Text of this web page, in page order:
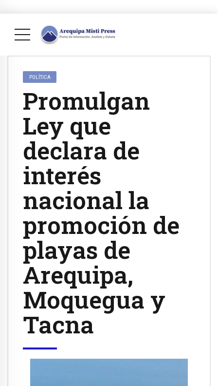
POLÍTICA
Promulgan
Ley que
declara de
interés
nacional la
promoción de
playas de
Arequipa,
Moquegua y
Tacna